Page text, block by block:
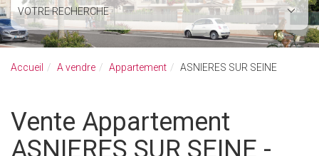
VOTRE RECHERCHE
Accueil A vendre Appartement ASNIERES SUR SEINE
Vente Appartement
ASNIERES SUR SEINE -